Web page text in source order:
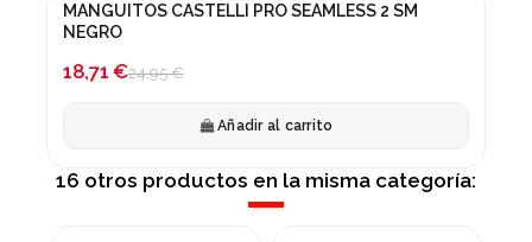
¡En oferta!
MANGUITOS CASTELLI PRO SEAMLESS 2 SM
NEGRO
18,71 €24,95 €
Añadir al carrito
16 otros productos en la misma categoría: